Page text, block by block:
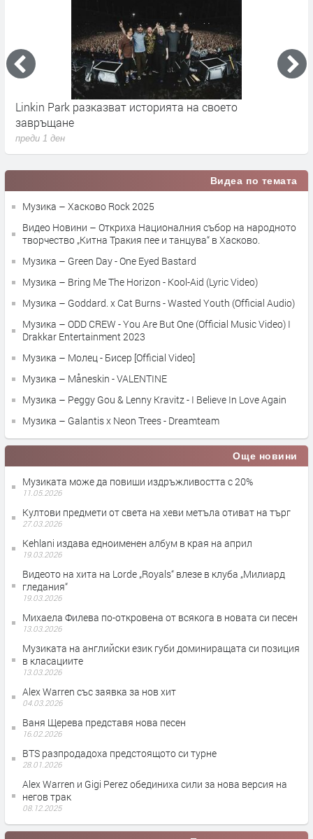
Linkin Park разказват историята на своето
завръщане
преди 1 ден
Видеа по темата
Музика – Хасково Rock 2025
Видео Новини – Откриха Националния събор на народното
творчество „Китна Тракия пее и танцува“ в Хасково.
Музика – Green Day - One Eyed Bastard
Музика – Bring Me The Horizon - Kool-Aid (Lyric Video)
Музика – Goddard. x Cat Burns - Wasted Youth (Official Audio)
Музика – ODD CREW - You Are But One (Official Music Video) I
Drakkar Entertainment 2023
Музика – Молец - Бисер [Official Video]
Музика – Måneskin - VALENTINE
Музика – Peggy Gou & Lenny Kravitz - I Believe In Love Again
Музика – Galantis x Neon Trees - Dreamteam
Още новини
Музиката може да повиши издръжливостта с 20%
11.05.2026
Култови предмети от света на хеви метъла отиват на търг
27.03.2026
Kehlani издава едноименен албум в края на април
19.03.2026
Видеото на хита на Lorde „Royals“ влезе в клуба „Милиард
гледания“
19.03.2026
Михаела Филева по-откровена от всякога в новата си песен
13.03.2026
Музиката на английски език губи доминиращата си позиция
в класациите
13.03.2026
Alex Warren със заявка за нов хит
04.03.2026
Ваня Щерева представя нова песен
16.02.2026
BTS разпродадоха предстоящото си турне
28.01.2026
Alex Warren и Gigi Perez обединиха сили за нова версия на
негов трак
08.12.2025